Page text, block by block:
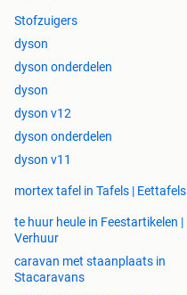
Stofzuigers
dyson
dyson onderdelen
dyson
dyson v12
dyson onderdelen
dyson v11
mortex tafel in Tafels | Eettafels
te huur heule in Feestartikelen |
Verhuur
caravan met staanplaats in
Stacaravans